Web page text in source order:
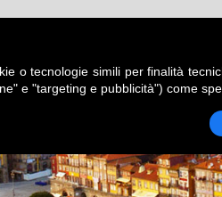
o tecnologie simili per finalità
e "targeting e pubblicità") come